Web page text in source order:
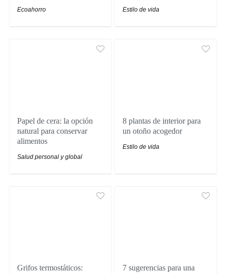
Ecoahorro Estilo de vida
Papel de cera: la opción
natural para conservar
alimentos
Salud personal y global
8 plantas de interior para
un otoño acogedor
Estilo de vida
Grifos termostáticos:
7 sugerencias para una